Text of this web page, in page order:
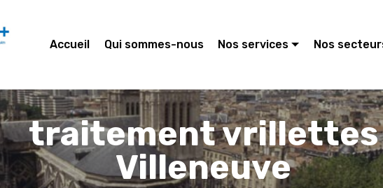
Accueil Qui sommes-nous Nos services Nos
traitement vrillettes
Villeneuve